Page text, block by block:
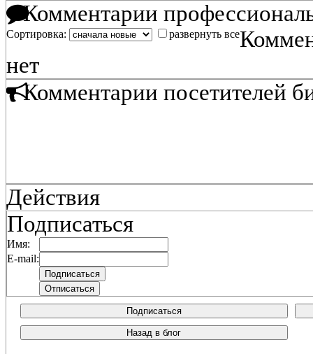
Комментарии
Сортировка: развернуть все
нет
Комментарии посетителей
Действия
Подписаться
Имя:
E-mail:
Подписаться
Назад в блог